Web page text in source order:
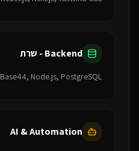
Backend - שרת
Base44, Node.js, PostgreSQL
AI & Automation